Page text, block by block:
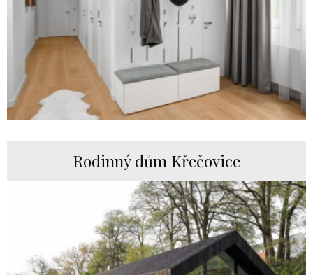
Rodinný dům Křečovice